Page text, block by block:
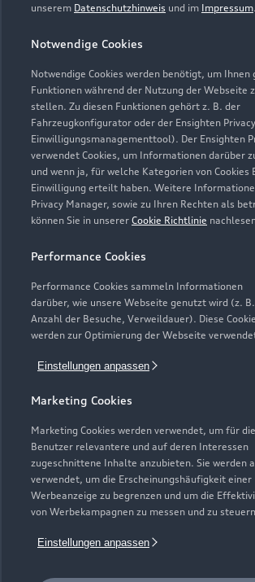
unserem Datenschutzhinweis und im Impressum.
Notwendige Cookies
Notwendige Cookies werden benötigt, um Ihnen
Funktionen während der Nutzung der Webseite
stellen. Zu diesen Funktionen gehört z. B. der
Fahrzeugkonfigurator oder der Ensighten
Einwilligungsmanagementtool). Der Ensighten
verwendet Cookies, um Informationen darüber
und wenn ja, für welche Kategorien von Cookies
Einwilligung erteilt haben. Weitere
Privacy Manager, sowie zu Ihren Rechten als
können Sie in unserer Cookie Richtlinie
Performance Cookies
Performance Cookies sammeln Informationen
darüber, wie unsere Webseite genutzt wird (z. B.
Anzahl der Besuche, Verweildauer). Diese
werden zur Optimierung der Webseite
Einstellungen anpassen
Marketing Cookies
Marketing Cookies werden verwendet, um für die
Benutzer relevantere und auf deren Interessen
zugeschnittene Inhalte anzubieten. Sie werden
verwendet, um die Erscheinungshäufigkeit einer
Werbeanzeige zu begrenzen und um die
von Werbekampagnen zu messen und zu
Einstellungen anpassen
Zurück
Modelle
Elektromodelle
Plug-in-Hybride
Neuwagensuche
Gebrauchtwagensuche
Geschäftskunden
Service & Zubehör
Saisonale Angebote
Audi Services
Garantie
Audi digital services
myAudi
Support
Audi Code
Häufige Fragen (FAQ)
Audi Online Beratung
Online-Terminvereinbarung
Servicekontakt
Über Audi
Unternehmen
Karriere
Investor Relations
© 2026 AUDI AG. Alle Rechte vorbehalten
Impressum Rechtliches